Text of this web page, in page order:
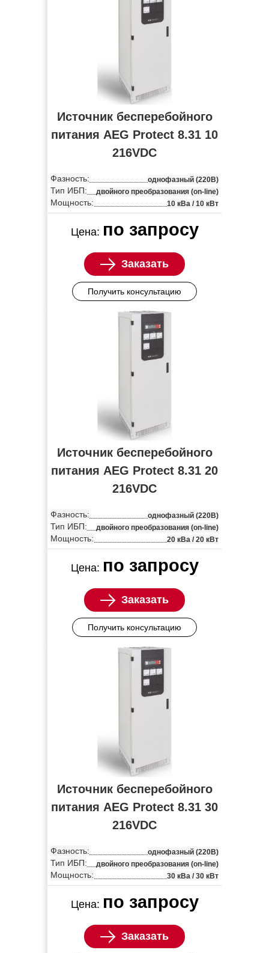
Источник бесперебойного
питания AEG Protect 8.31 10
216VDC
Фазность: однофазный (220В)
Тип ИБП: двойного преобразования (on-line)
Мощность: 10 кВа / 10 кВт
Цена: по запросу
Заказать
Получить консультацию
Источник бесперебойного
питания AEG Protect 8.31 20
216VDC
Фазность: однофазный (220В)
Тип ИБП: двойного преобразования (on-line)
Мощность: 20 кВа / 20 кВт
Цена: по запросу
Заказать
Получить консультацию
Источник бесперебойного
питания AEG Protect 8.31 30
216VDC
Фазность: однофазный (220В)
Тип ИБП: двойного преобразования (on-line)
Мощность: 30 кВа / 30 кВт
Цена: по запросу
Заказать